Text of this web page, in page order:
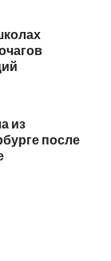
из
после